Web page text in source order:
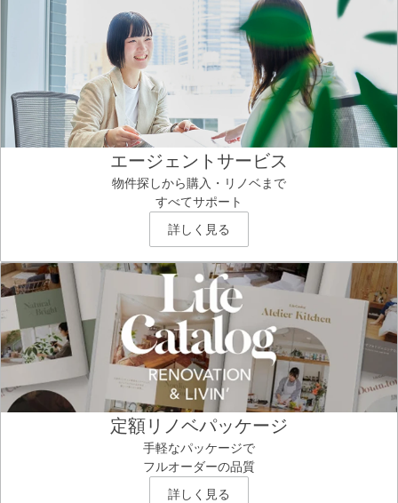
エージェントサービス
物件探しから購入・リノベまで
すべてサポート
詳しく見る
定額リノベパッケージ
手軽なパッケージで
フルオーダーの品質
詳しく見る